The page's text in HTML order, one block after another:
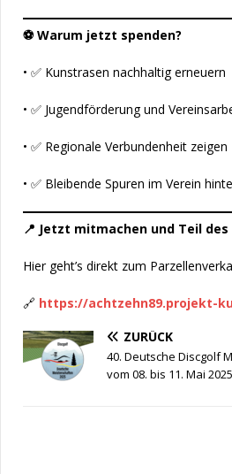
⚽ Warum jetzt spenden?
• ✅ Kunstrasen nachhaltig erneuern
• ✅ Jugendförderung und
• ✅ Regionale Verbundenheit zeigen
• ✅ Bleibende Spuren im Verein
📍 Jetzt mitmachen und Teil
Hier geht’s direkt zum
🔗 https://achtzehn89.projekt-
ZURÜCK
40. Deutsche Discgolf
vom 08. bis 11. Mai 2025